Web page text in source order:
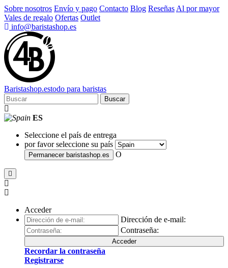
Sobre nosotros Envío y pago Contacto Blog Reseñas Al por mayor
Vales de regalo Ofertas Outlet
info@baristashop.es
Baristashop.estodo para baristas
Buscar
ES
Seleccione el país de entrega
por favor seleccione su país
Permanecer baristashop.es O
Acceder
Dirección de e-mail:
Contraseña:
Acceder
Recordar la contraseña
Registrarse